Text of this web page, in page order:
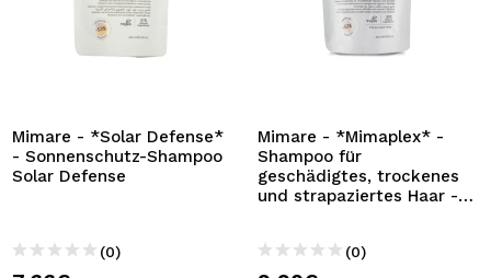
Mimare - *Solar Defense*
- Sonnenschutz-Shampoo
Solar Defense
(0)
Mimare - *Mimaplex* -
Shampoo für
geschädigtes, trockenes
und strapaziertes Haar -
(0)